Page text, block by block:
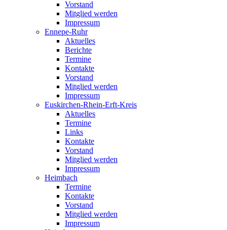
Vorstand
Mitglied werden
Impressum
Ennepe-Ruhr
Aktuelles
Berichte
Termine
Kontakte
Vorstand
Mitglied werden
Impressum
Euskirchen-Rhein-Erft-Kreis
Aktuelles
Termine
Links
Kontakte
Vorstand
Mitglied werden
Impressum
Heimbach
Termine
Kontakte
Vorstand
Mitglied werden
Impressum